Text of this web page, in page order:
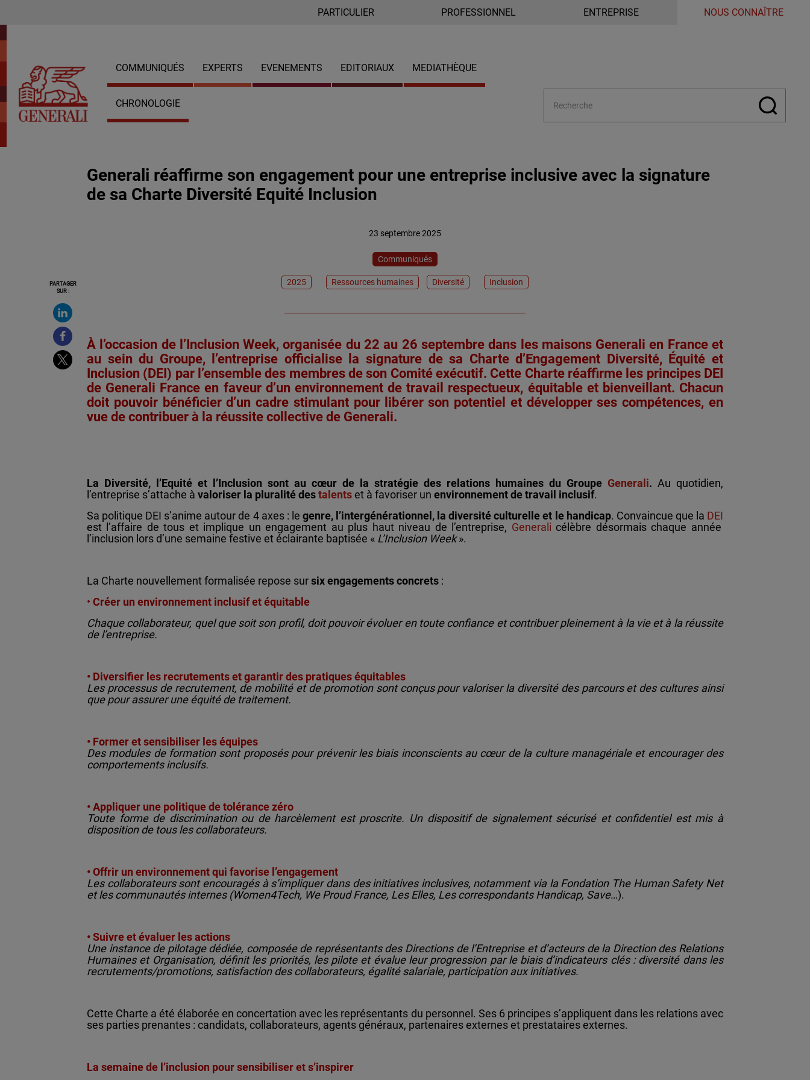
PARTICULIER PROFESSIONNEL ENTREPRISE NOUS CONNAÎTRE
COMMUNIQUÉS EXPERTS EVENEMENTS EDITORIAUX MEDIATHÈQUE
CHRONOLOGIE
Generali réaffirme son engagement pour une entreprise inclusive avec la signature
de sa Charte Diversité Equité Inclusion
23 septembre 2025
Communiqués
2025 Ressources humaines Diversité Inclusion
À l’occasion de l’Inclusion Week, organisée du 22 au 26 septembre dans les maisons Generali en France et
au sein du Groupe, l’entreprise officialise la signature de sa Charte d’Engagement Diversité, Équité et
Inclusion (DEI) par l’ensemble des membres de son Comité exécutif. Cette Charte réaffirme les principes DEI
de Generali France en faveur d’un environnement de travail respectueux, équitable et bienveillant. Chacun
doit pouvoir bénéficier d’un cadre stimulant pour libérer son potentiel et développer ses compétences, en
vue de contribuer à la réussite collective de Generali.
PARTAGER
SUR :
La Diversité, l’Equité et l’Inclusion sont au cœur de la stratégie des relations humaines du Groupe Generali. Au quotidien,
l’entreprise s’attache à valoriser la pluralité destalents et à favoriser un environnement de travail inclusif.
Sa politique DEI s’anime autour de 4 axes : le genre, l’intergénérationnel, la diversité culturelle et le handicap. Convaincue que la DEI
est l’affaire de tous et implique un engagement au plus haut niveau de l’entreprise, Generali célèbre désormais chaque année
l’inclusion lors d’une semaine festive et éclairante baptisée « L’Inclusion Week».
La Charte nouvellement formalisée repose sursix engagements concrets :
• Créer un environnement inclusif et équitable
Chaque collaborateur, quel que soit son profil, doit pouvoir évoluer en toute confiance et contribuer pleinement à la vie et à la réussite
de l’entreprise.
• Diversifier les recrutements et garantir des pratiques équitables
Les processus de recrutement, de mobilité et de promotion sont conçus pour valoriser la diversité des parcours et des cultures ainsi
que pour assurer une équité de traitement.
• Former et sensibiliser les équipes
Des modules de formation sont proposés pour prévenir les biais inconscients au cœur de la culture managériale et encourager des
comportements inclusifs.
• Appliquer une politique de tolérance zéro
Toute forme de discrimination ou de harcèlement est proscrite. Un dispositif de signalement sécurisé et confidentiel est mis à
disposition de tous les collaborateurs.
• Offrir un environnement qui favorise l’engagement
Les collaborateurs sont encouragés à s’impliquer dans des initiatives inclusives, notamment via la Fondation The Human Safety Net
et les communautés internes (Women4Tech, We Proud France, Les Elles, Les correspondants Handicap, Save…).
• Suivre et évaluer les actions
Une instance de pilotage dédiée, composée de représentants des Directions de l’Entreprise et d’acteurs de la Direction des Relations
Humaines et Organisation, définit les priorités, les pilote et évalue leur progression par le biais d’indicateurs clés : diversité dans les
recrutements/promotions, satisfaction des collaborateurs, égalité salariale, participation aux initiatives.
Cette Charte a été élaborée en concertation avec les représentants du personnel. Ses 6 principes s’appliquent dans les relations avec
ses parties prenantes : candidats, collaborateurs, agents généraux, partenaires externes et prestataires externes.
La semaine de l’inclusion pour sensibiliser et s’inspirer